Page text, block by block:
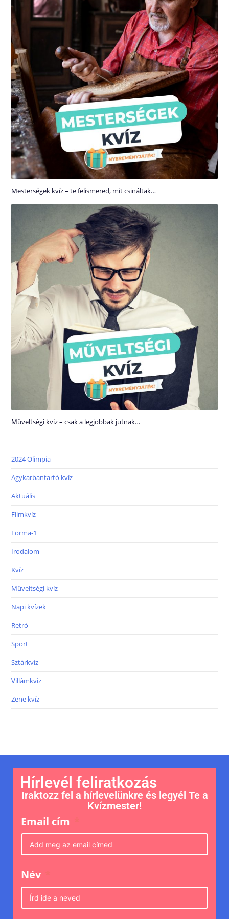
Mesterségek kvíz – te felismered, mit csináltak…
Műveltségi kvíz – csak a legjobbak jutnak…
2024 Olimpia
Agykarbantartó kvíz
Aktuális
Filmkvíz
Forma-1
Irodalom
Kvíz
Műveltségi kvíz
Napi kvízek
Retró
Sport
Sztárkvíz
Villámkvíz
Zene kvíz
Hírlevél feliratkozás
Iraktozz fel a hírlevelünkre és legyél Te a
Kvízmester!
Email cím
Név